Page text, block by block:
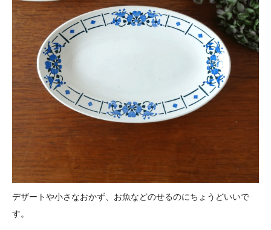
デザートや小さなおかず、お魚などのせるのにちょうどいいで
す。